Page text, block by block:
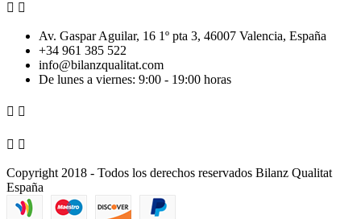
 
Av. Gaspar Aguilar, 16 1º pta 3, 46007 Valencia, España
+34 961 385 522
info@bilanzqualitat.com
De lunes a viernes: 9:00 - 19:00 horas
 
 
Copyright 2018 - Todos los derechos reservados Bilanz Qualitat
España